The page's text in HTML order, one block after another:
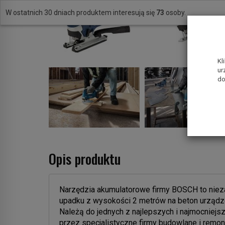
Opis produktu
Narzędzia akumulatorowe firmy BOSCH to
upadku z wysokości 2 metrów na beton
Należą do jednych z najlepszych i
przez specjalistyczne firmy budowlane i
W ostatnich 30 dniach produktem interesują się 73 osoby.